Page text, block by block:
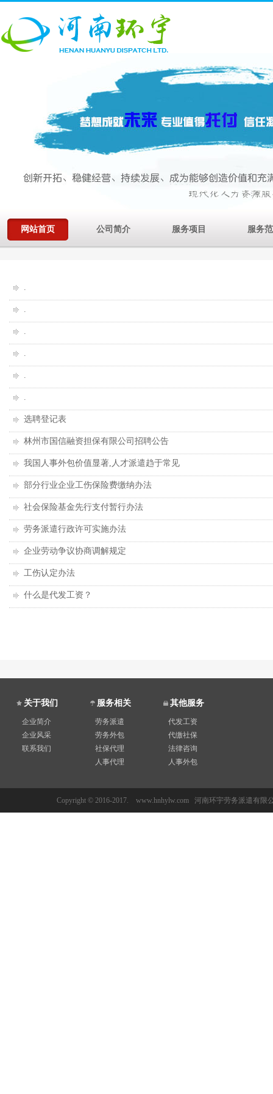
网站首页 公司简介 服务项目 服务
.
.
.
.
.
.
选聘登记表
林州市国信融资担保有限公司招聘公告
我国人事外包价值显著,人才派遣趋于常见
部分行业企业工伤保险费缴纳办法
社会保险基金先行支付暂行办法
劳务派遣行政许可实施办法
企业劳动争议协商调解规定
工伤认定办法
什么是代发工资？
关于我们
企业简介
企业风采
联系我们
服务相关
劳务派遣
劳务外包
社保代理
人事代理
其他服务
代发工资
代缴社保
法律咨询
人事外包
Copyright © 2016-2017. www.hnhylw.com 河南环宇劳务派遣有限